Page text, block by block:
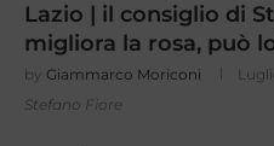
Lazio | il consiglio di
migliora la rosa, può
by Giammarco Moriconi
Stefano Fiore